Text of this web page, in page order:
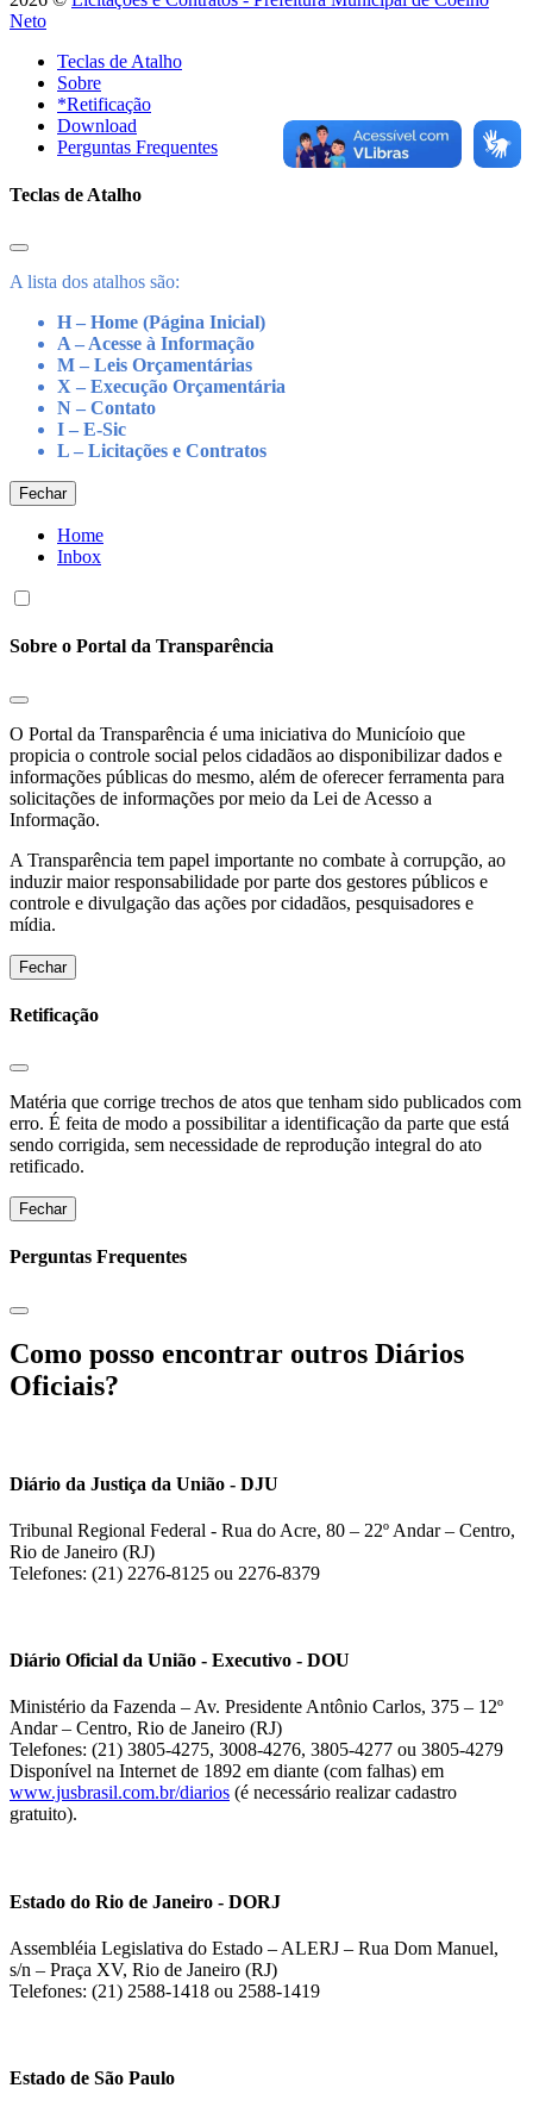
Neto
Teclas de Atalho
Sobre
*Retificação
Download
Perguntas Frequentes
Teclas de Atalho
A lista dos atalhos são:
H – Home (Página Inicial)
A – Acesse à Informação
M – Leis Orçamentárias
X – Execução Orçamentária
N – Contato
I – E-Sic
L – Licitações e Contratos
Fechar
Home
Inbox
Sobre o Portal da Transparência
O Portal da Transparência é uma iniciativa do Municíoio que
propicia o controle social pelos cidadãos ao disponibilizar dados e
informações públicas do mesmo, além de oferecer ferramenta para
solicitações de informações por meio da Lei de Acesso a
Informação.
A Transparência tem papel importante no combate à corrupção, ao
induzir maior responsabilidade por parte dos gestores públicos e
controle e divulgação das ações por cidadãos, pesquisadores e
mídia.
Fechar
Retificação
Matéria que corrige trechos de atos que tenham sido publicados com
erro. É feita de modo a possibilitar a identificação da parte que está
sendo corrigida, sem necessidade de reprodução integral do ato
retificado.
Fechar
Perguntas Frequentes
Como posso encontrar outros Diários
Oficiais?
Diário da Justiça da União - DJU
Tribunal Regional Federal - Rua do Acre, 80 – 22º Andar – Centro,
Rio de Janeiro (RJ)
Telefones: (21) 2276-8125 ou 2276-8379
Diário Oficial da União - Executivo - DOU
Ministério da Fazenda – Av. Presidente Antônio Carlos, 375 – 12º
Andar – Centro, Rio de Janeiro (RJ)
Telefones: (21) 3805-4275, 3008-4276, 3805-4277 ou 3805-4279
Disponível na Internet de 1892 em diante (com falhas) em
www.jusbrasil.com.br/diarios (é necessário realizar cadastro
gratuito).
Estado do Rio de Janeiro - DORJ
Assembléia Legislativa do Estado – ALERJ – Rua Dom Manuel,
s/n – Praça XV, Rio de Janeiro (RJ)
Telefones: (21) 2588-1418 ou 2588-1419
Estado de São Paulo